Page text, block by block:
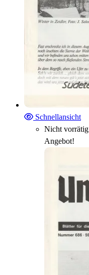
Schnellansicht
Nicht vorrätig
Angebot!